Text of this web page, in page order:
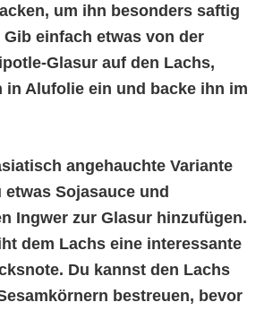
um ihn besonders saftig
Gib einfach etwas von der
Glasur auf den Lachs,
in Alufolie ein und backe ihn im
angehauchte Variante
etwas Sojasauce und
Ingwer zur Glasur hinzufügen.
dem Lachs eine interessante
Du kannst den Lachs
bestreuen, bevor